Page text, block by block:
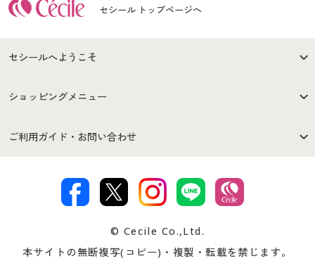
セシール トップページへ
セシールへようこそ
はじめての方へ
セシールご利用規約
著作権・商標について 会社案内
ショッピングメニュー
商品カテゴリ
プレゼント＆キャンペーン サイトマップ
ご利用ガイド・お問い合わせ
交換・返品は お支払は
ついて
忘れの場合
© Cecile Co.,Ltd.
本サイトの無断複写(コピー)・複製・転載を禁じます。